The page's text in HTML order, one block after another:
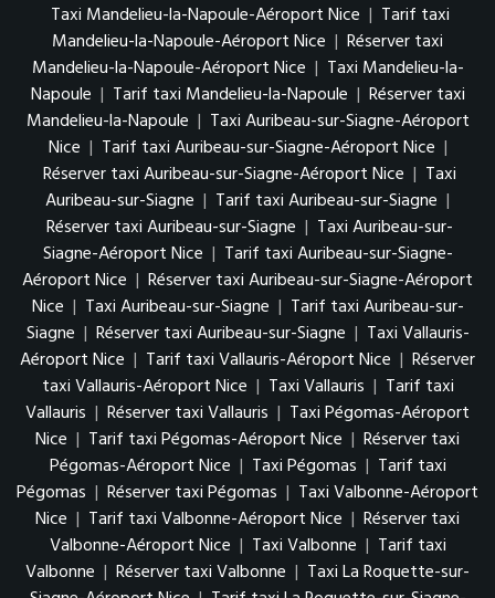
Taxi Mandelieu-la-Napoule-Aéroport Nice | Tarif taxi
Mandelieu-la-Napoule-Aéroport Nice | Réserver taxi
Mandelieu-la-Napoule-Aéroport Nice | Taxi Mandelieu-la-
Napoule | Tarif taxi Mandelieu-la-Napoule | Réserver taxi
Mandelieu-la-Napoule | Taxi Auribeau-sur-Siagne-Aéroport
Nice | Tarif taxi Auribeau-sur-Siagne-Aéroport Nice |
Réserver taxi Auribeau-sur-Siagne-Aéroport Nice | Taxi
Auribeau-sur-Siagne | Tarif taxi Auribeau-sur-Siagne |
Réserver taxi Auribeau-sur-Siagne | Taxi Auribeau-sur-
Siagne-Aéroport Nice | Tarif taxi Auribeau-sur-Siagne-
Aéroport Nice | Réserver taxi Auribeau-sur-Siagne-Aéroport
Nice | Taxi Auribeau-sur-Siagne | Tarif taxi Auribeau-sur-
Siagne | Réserver taxi Auribeau-sur-Siagne | Taxi Vallauris-
Aéroport Nice | Tarif taxi Vallauris-Aéroport Nice | Réserver
taxi Vallauris-Aéroport Nice | Taxi Vallauris | Tarif taxi
Vallauris | Réserver taxi Vallauris | Taxi Pégomas-Aéroport
Nice | Tarif taxi Pégomas-Aéroport Nice | Réserver taxi
Pégomas-Aéroport Nice | Taxi Pégomas | Tarif taxi
Pégomas | Réserver taxi Pégomas | Taxi Valbonne-Aéroport
Nice | Tarif taxi Valbonne-Aéroport Nice | Réserver taxi
Valbonne-Aéroport Nice | Taxi Valbonne | Tarif taxi
Valbonne | Réserver taxi Valbonne | Taxi La Roquette-sur-